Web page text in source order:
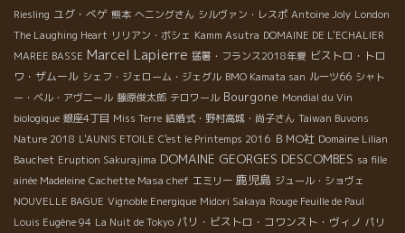
Riesling ユグ・べゲ 熊本 へニングさん シルヴァン・レスポ Antoine Joly London
The Laughing Heart リリアン・ボシェ Kamm Asutra DOMAINE DE L'ECHALIER
MAREE BASSE Marcel Lapierre 猛暑・フランス2018年夏 ビストロ・トロ
ワ・ザムール シェフ・ジェローム・ジェグル BMO Kamata san ルーツ66 シャト
ー・ベル・アヴニール 藤原俊太郎 テロワール Bourgone Mondial du Vin
biologique 銀座4丁目 Miss Terre 結婚式・野村高城・尚子さん Taiwan Buvons
Nature 2018 L'AUNIS ETOILE C'est le Printemps 2016 ＢＭО社 Domaine Lilian
Bauchet Eruption Sakurajima DOMAINE GEORGES DESCOMBES sa fille
ainée Madeleine Cachette Masa chef エミリー 鹿児島 ジュール・ショヴェ
NOUVELLE BAGUE Vignoble Energique Midori Sakaya Rouge Feuille de Paul
Louis Eugène 94 La Nuit de Tokyo パリ・ビストロ・コワンスト・ヴィノ パリ